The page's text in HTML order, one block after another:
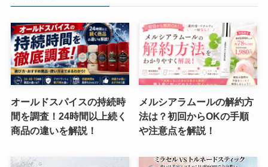
オールドスパイスの持続時
間を調査！24時間以上続く
商品の違いを解説！
メルシアラムールの解約方
法は？初回からOKの手順
や注意点を解説！